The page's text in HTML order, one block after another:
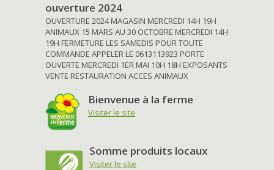
ouverture 2024
OUVERTURE 2024 MAGASIN MERCREDI 14H 19H
ANIMAUX 15 MARS AU 30 OCTOBRE MERCREDI 14H
19H FERMETURE LES SAMEDIS POUR TOUTE
COMMANDE APPELER LE 0613113923 PORTE
OUVERTE MERCREDI 1ER MAI 10H 18H EXPOSANTS
VENTE RESTAURATION ACCES ANIMAUX
Bienvenue à la ferme
Visiter le site
Somme produits locaux
Visiter le site